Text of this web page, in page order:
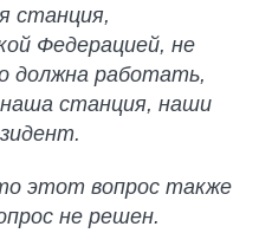
станция,
Федерацией, не
должна работать,
станция, наши
этот вопрос также
не решен.